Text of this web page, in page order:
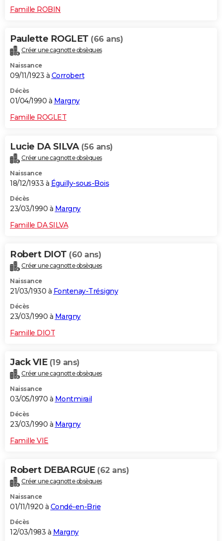
Famille ROBIN
Paulette ROGLET (66 ans)
Créer une cagnotte obsèques
Naissance
09/11/1923 à Corrobert
Décès
01/04/1990 à Margny
Famille ROGLET
Lucie DA SILVA (56 ans)
Créer une cagnotte obsèques
Naissance
18/12/1933 à Éguilly-sous-Bois
Décès
23/03/1990 à Margny
Famille DA SILVA
Robert DIOT (60 ans)
Créer une cagnotte obsèques
Naissance
21/03/1930 à Fontenay-Trésigny
Décès
23/03/1990 à Margny
Famille DIOT
Jack VIE (19 ans)
Créer une cagnotte obsèques
Naissance
03/05/1970 à Montmirail
Décès
23/03/1990 à Margny
Famille VIE
Robert DEBARGUE (62 ans)
Créer une cagnotte obsèques
Naissance
01/11/1920 à Condé-en-Brie
Décès
12/03/1983 à Margny